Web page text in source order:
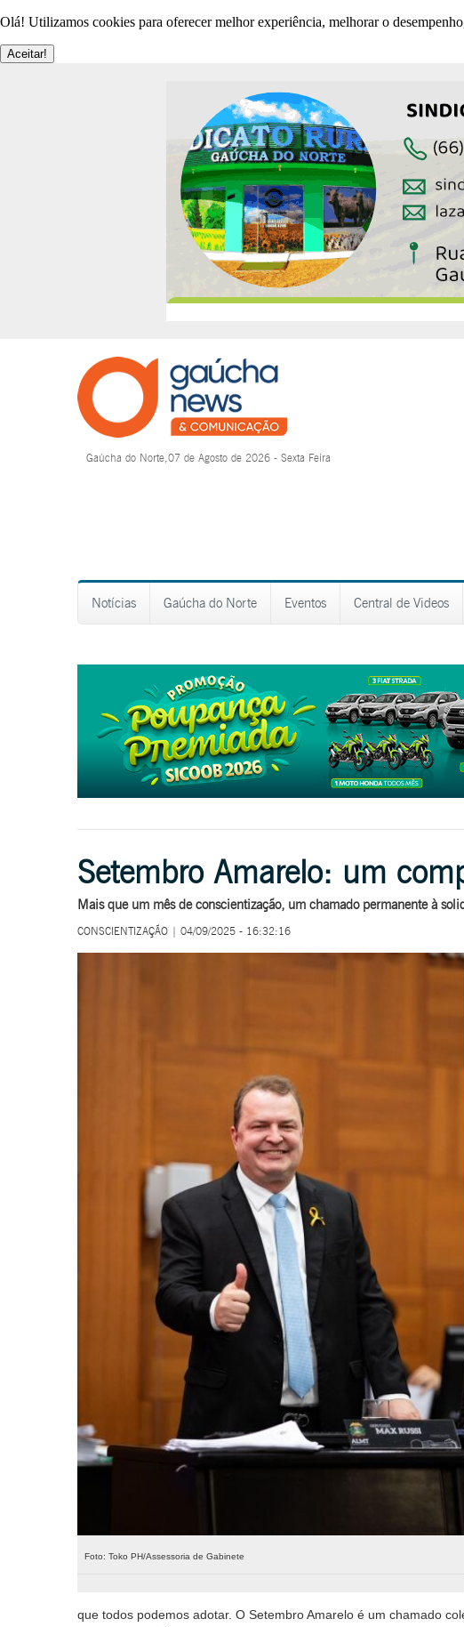
Olá! Utilizamos cookies para oferecer melhor experiência, melhorar o
Aceitar!
Gaúcha do Norte,07 de Agosto de 2026 - Sexta Feira
Notícias Gaúcha do Norte Eventos Central de Videos
Setembro Amarelo: um
Mais que um mês de conscientização, um chamado permanente à
CONSCIENTIZAÇÃO | 04/09/2025 - 16:32:16
Foto: Toko PH/Assessoria de Gabinete
que todos podemos adotar. O Setembro Amarelo é um chamado